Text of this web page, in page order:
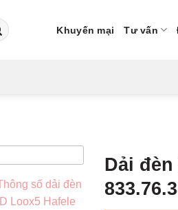
Khuyến mại Tư vấn
Dải